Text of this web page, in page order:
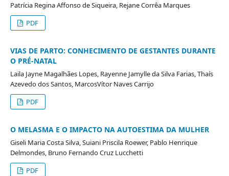
Patrícia Regina Affonso de Siqueira, Rejane Corrêa Marques
PDF
VIAS DE PARTO: CONHECIMENTO DE GESTANTES DURANTE
O PRÉ-NATAL
Laila Jayne Magalhães Lopes, Rayenne Jamylle da Silva Farias, Thaís
Azevedo dos Santos, MarcosVítor Naves Carrijo
PDF
O MELASMA E O IMPACTO NA AUTOESTIMA DA MULHER
Giseli Maria Costa Silva, Suiani Priscila Roewer, Pablo Henrique
Delmondes, Bruno Fernando Cruz Lucchetti
PDF